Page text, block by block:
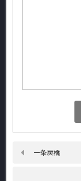
一条戻橋